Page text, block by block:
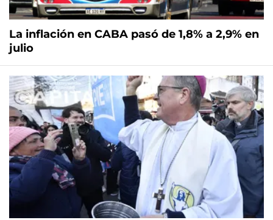
La inflación en CABA pasó de 1,8% a 2,9% en
julio